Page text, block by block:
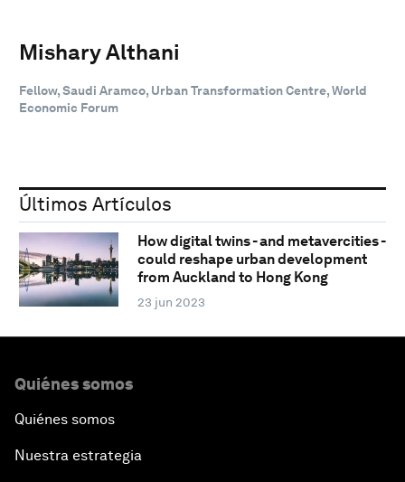
Mishary Althani
Fellow, Saudi Aramco, Urban Transformation Centre, World
Economic Forum
Últimos Artículos
How digital twins - and metavercities -
could reshape urban development
from Auckland to Hong Kong
23 jun 2023
Quiénes somos
Quiénes somos
Nuestra estrategia